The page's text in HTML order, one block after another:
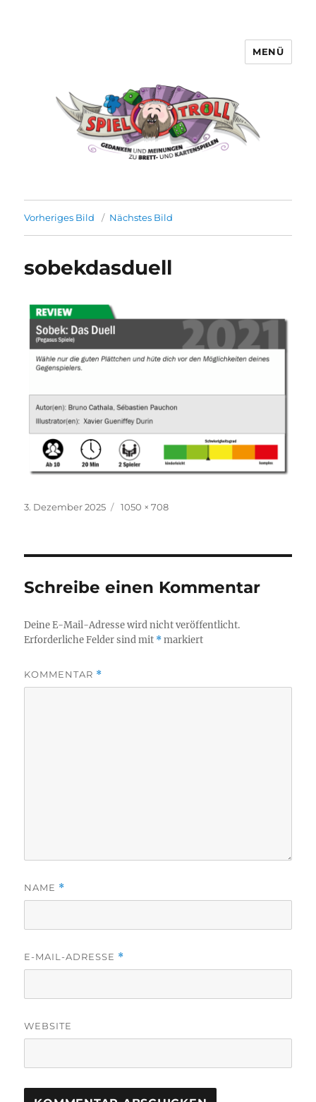
MENÜ
Vorheriges Bild Nächstes Bild
sobekdasduell
Veröffentlicht
3. Dezember 2025 Originalgröße
1050 × 708
Schreibe einen Kommentar
Deine E-Mail-Adresse wird nicht veröffentlicht.
Erforderliche Felder sind mit *markiert
KOMMENTAR *
NAME *
E-MAIL-ADRESSE *
WEBSITE